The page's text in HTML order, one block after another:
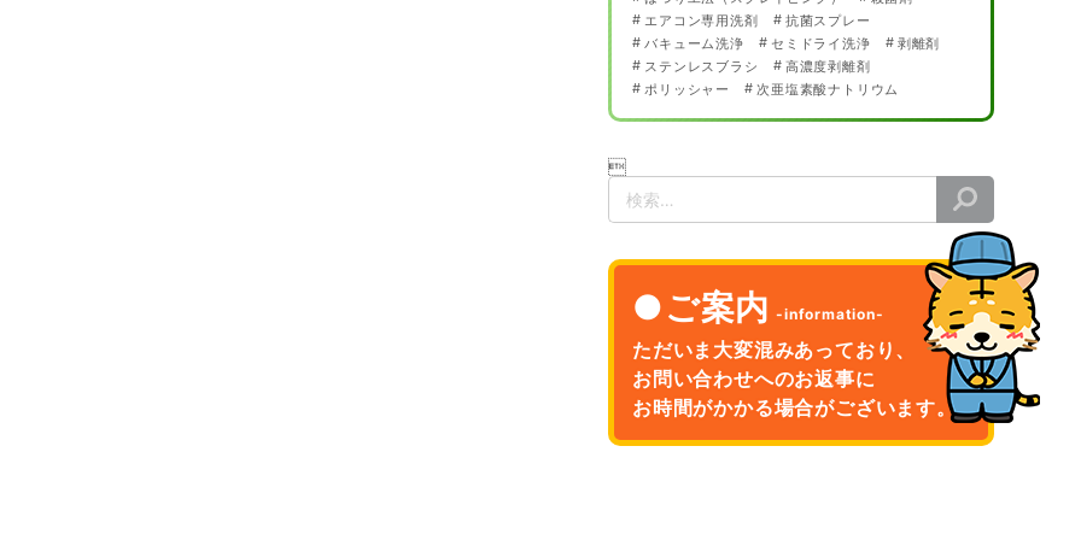
エアコン専用洗剤
抗菌スプレー
バキューム洗浄
セミドライ洗浄
剥離剤
ステンレスブラシ
高濃度剥離剤
ポリッシャー
次亜塩素酸ナトリウム

検
ご案内
ただいま大変混みあっており、
お問い合わせへのお返事に
お時間がかかる場合がございます。